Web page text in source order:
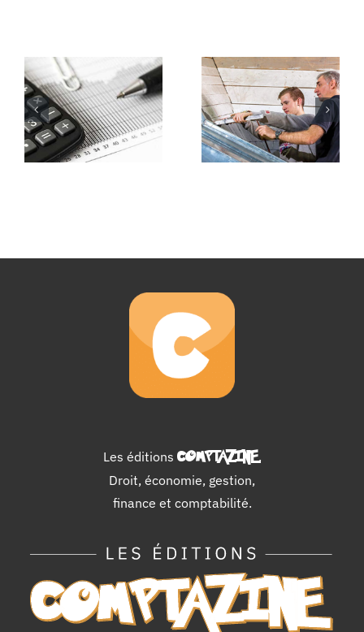
sociétés,
Partie
4
:
Le
calendrier
des
Les soldes
intermédiaires
de gestion
Déroulement
d’un stage
Les éditions COMPTAZINE.
Droit, économie, gestion,
finance et comptabilité.